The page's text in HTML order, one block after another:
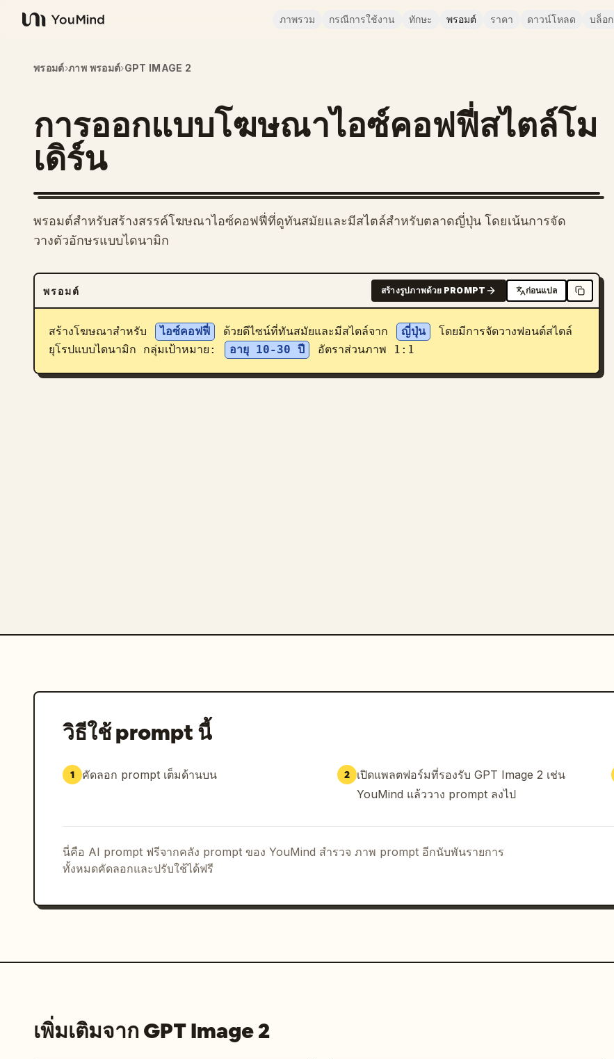
YouMind
ภาพรวม กรณีการใช้งาน ทักษะ พรอมต์ ราคา ดาวน์โหลด บล็อก
พรอมต์›ภาพ พรอมต์›GPT IMAGE 2
การออกแบบโฆษณาไอซ์คอฟฟี่สไตล์โม
เดิร์น
พรอมต์สำหรับสร้างสรรค์โฆษณาไอซ์คอฟฟี่ที่ดูทันสมัยและมีสไตล์สำหรับตลาดญี่ปุ่น โดยเน้นการจัด
วางตัวอักษรแบบไดนามิก
พรอมต์ สร้างรูปภาพด้วย PROMPT ก่อนแปล
สร้างโฆษณาสำหรับ ไอซ์คอฟฟี่ ด้วยดีไซน์ที่ทันสมัยและมีสไตล์จาก ญี่ปุ่น
โดยมีการจัดวางฟอนต์สไตล์
ยุโรปแบบไดนามิก กลุ่มเป้าหมาย:
อายุ 10-30 ปี อัตราส่วนภาพ 1:1
วิธีใช้ prompt นี้
1 คัดลอก prompt เต็มด้านบน 2 เปิดแพลตฟอร์มที่รองรับ GPT Image 2 เช่น
YouMind แล้ววาง prompt ลงไป
นี่คือ AI prompt ฟรีจากคลัง prompt ของ YouMind สำรวจ ภาพ prompt อีกนับพันรายการ
ทั้งหมดคัดลอกและปรับใช้ได้ฟรี
เพิ่มเติมจาก GPT Image 2